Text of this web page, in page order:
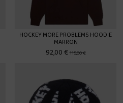
HOCKEY MORE PROBLEMS HOODIE
MARRON
92,00 €115,00 €